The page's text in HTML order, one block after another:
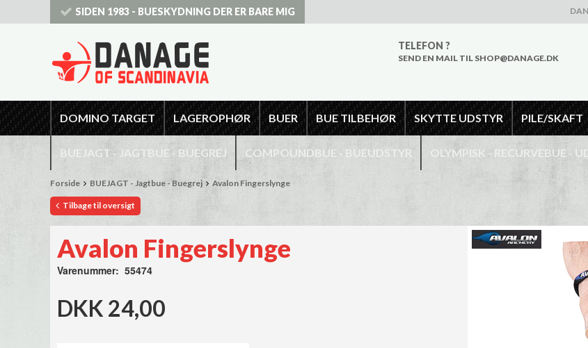
SIDEN 1983 - BUESKYDNING DER ER BARE MIG
TELEFON ?
SEND EN MAIL TIL SHOP@DANAGE.DK
DOMINO TARGET LAGEROPHØR BUER BUE TILBEHØR SKYTTE UDSTYR PILE/SKAFT
BUEJAGT - JAGTBUE - BUEGREJ COMPOUNDBUE - BUEUDSTYR OLYMPISK - RECURVEBUE -
Forside BUEJAGT - Jagtbue - Buegrej Avalon Fingerslynge
Tilbage til oversigt
Avalon Fingerslynge
Varenummer: 55474
DKK 24,00